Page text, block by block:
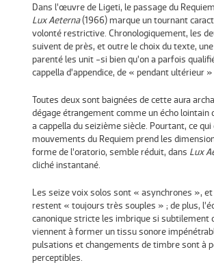
Dans l’œuvre de Ligeti, le passage du
Lux Aeterna(1966) marque un tournant
volonté restrictive. Chronologiquement, les
suivent de près, et outre le choix du texte,
parenté les unit -si bien qu’on a parfois
cappella d’appendice, de « pendant ultérieur
Toutes deux sont baignées de cette aura
dégage étrangement comme un écho lointain
a cappella du seizième siècle. Pourtant, ce
mouvements du Requiem prend les
forme de l’oratorio, semble réduit, dans Lux
cliché instantané.
Les seize voix solos sont « asynchrones »,
restent « toujours très souples » ; de plus,
canonique stricte les imbrique si subtilement
viennent à former un tissu sonore
pulsations et changements de timbre sont à
perceptibles.